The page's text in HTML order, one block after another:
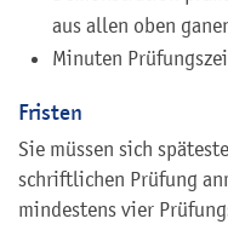
aus allen oben
Minuten
Fristen
Sie müssen sich
schriftlichen Prüfung
mindestens vier